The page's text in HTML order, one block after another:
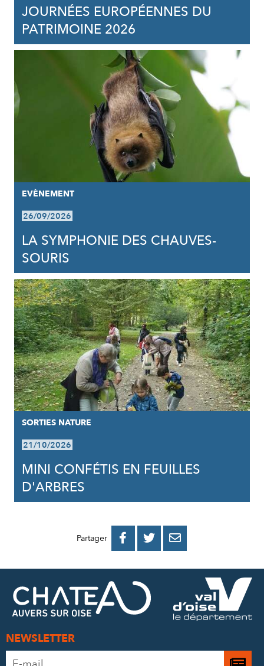
JOURNÉES EUROPÉENNES DU
PATRIMOINE 2026
EVÈNEMENT
26/09/2026
LA SYMPHONIE DES CHAUVES-
SOURIS
SORTIES NATURE
21/10/2026
MINI CONFÉTIS EN FEUILLES
D'ARBRES
Partager 
PARTAGER
FACEBOOK
PARTAGER
PARTAGER
MAIL
NEWSLETTER
Adresse
